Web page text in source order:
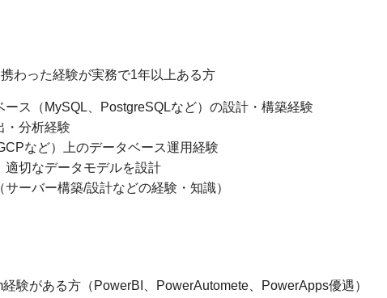
わった経験が実務で1年以上ある方
ス（MySQL、PostgreSQLなど）の設計・構築経験
分析経験
など）上のデータベース運用経験
切なデータモデルを設計
バー構築/設計などの経験・知識）
験がある方（PowerBI、PowerAutomete、PowerApps優遇）